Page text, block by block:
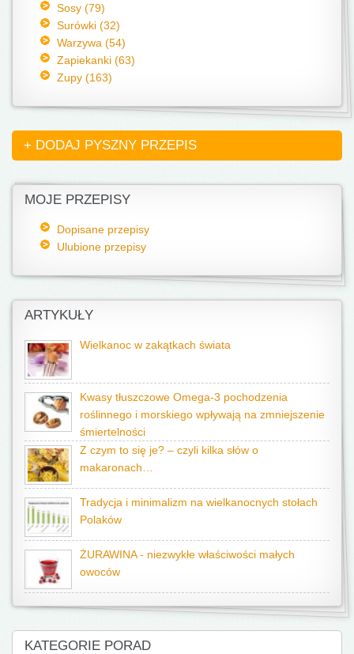
Sosy (79)
Surówki (32)
Warzywa (54)
Zapiekanki (63)
Zupy (163)
+ DODAJ PYSZNY PRZEPIS
MOJE PRZEPISY
Dopisane przepisy
Ulubione przepisy
ARTYKUŁY
Wielkanoc w zakątkach świata
Kwasy tłuszczowe Omega-3 pochodzenia
roślinnego i morskiego wpływają na zmniejszenie
śmiertelności
Z czym to się je? – czyli kilka słów o
makaronach…
Tradycja i minimalizm na wielkanocnych stołach
Polaków
ŻURAWINA - niezwykłe właściwości małych
owoców
KATEGORIE PORAD